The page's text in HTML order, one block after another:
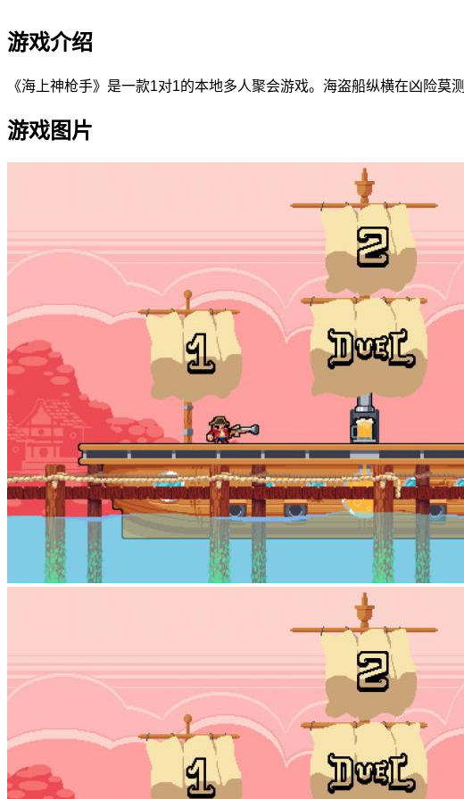
游戏介绍
《海上神枪手》是一款1对1的本地多人聚会游戏。海盗船纵横在凶险
游戏图片